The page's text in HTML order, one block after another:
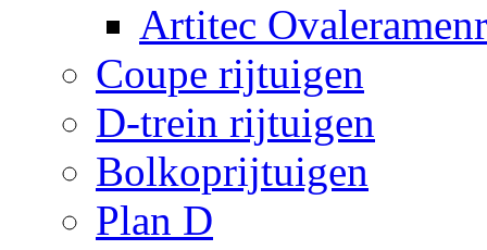
Artitec
Coupe rijtuigen
D-trein rijtuigen
Bolkoprijtuigen
Plan D